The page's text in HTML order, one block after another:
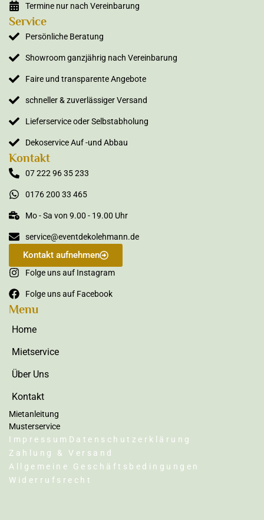
Termine nur nach Vereinbarung
Service
Persönliche Beratung
Showroom ganzjährig nach Vereinbarung
Faire und transparente Angebote
schneller & zuverlässiger Versand
Lieferservice oder Selbstabholung
Dekoservice Auf -und Abbau
Kontakt
07 222 96 35 233
0176 200 33 465
Mo - Sa von 9.00 - 19.00 Uhr
service@eventdekolehmann.de
Kontakt aufnehmen
Folge uns auf Instagram
Folge uns auf Facebook
Menu
Home
Mietservice
Über Uns
Kontakt
Mietanleitung
Musterservice
Impressum Datenschutzerklärung
Zahlung & Versand
Allgemeine Geschäftsbedingungen
Widerrufsrecht